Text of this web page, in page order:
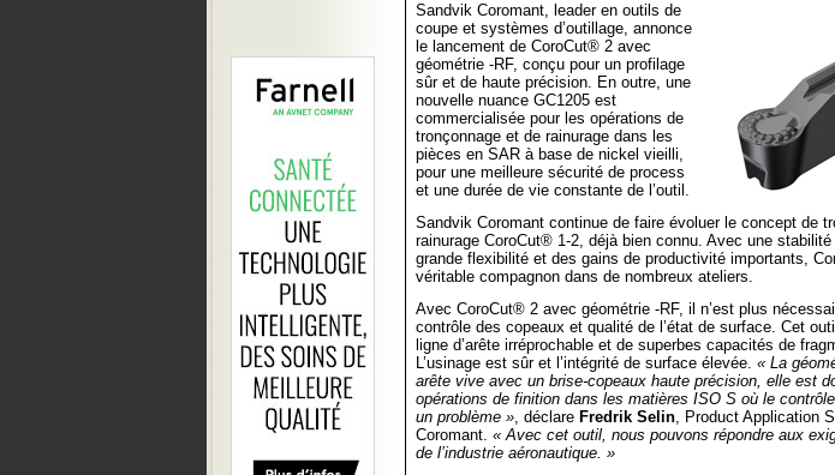
Sandvik Coromant, leader en outils de
coupe et systèmes d’outillage, annonce
le lancement de CoroCut® 2 avec
géométrie -RF, conçu pour un profilage
sûr et de haute précision. En outre, une
nouvelle nuance GC1205 est
commercialisée pour les opérations de
tronçonnage et de rainurage dans les
pièces en SAR à base de nickel vieilli,
pour une meilleure sécurité de process
et une durée de vie constante de l’outil.
Sandvik Coromant continue de faire évoluer le concept de
rainurage CoroCut® 1-2, déjà bien connu. Avec une
grande flexibilité et des gains de productivité importants,
véritable compagnon dans de nombreux ateliers.
Avec CoroCut® 2 avec géométrie -RF, il n’est plus
contrôle des copeaux et qualité de l’état de surface. Cet
ligne d’arête irréprochable et de superbes capacités de
L’usinage est sûr et l’intégrité de surface élevée. « La
arête vive avec un brise-copeaux haute précision, elle est
opérations de finition dans les matières ISO S où le
un problème », déclare Fredrik Selin, Product Application
Coromant. « Avec cet outil, nous pouvons répondre aux
de l’industrie aéronautique. »